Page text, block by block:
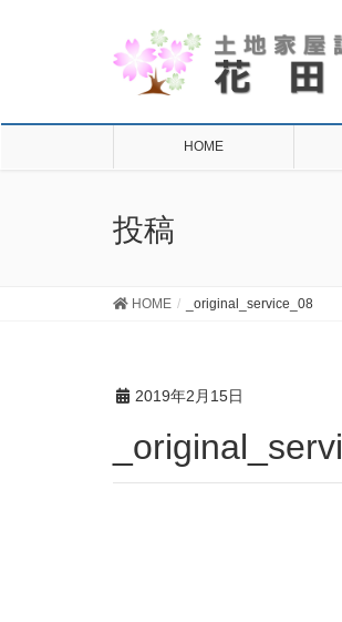
HOME
投稿
HOME _original_service_08
2019年2月15日